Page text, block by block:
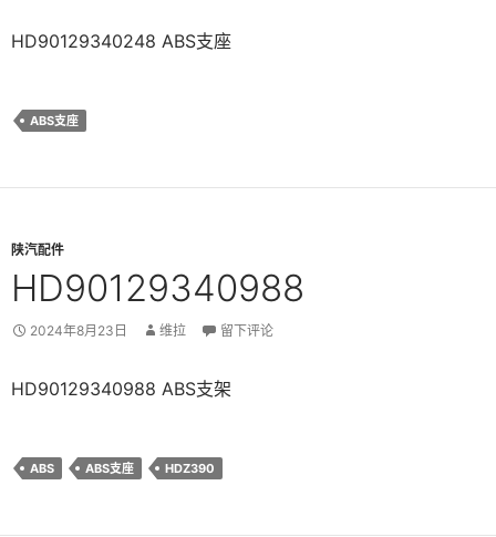
HD90129340248 ABS支座
ABS支座
陕汽配件
HD90129340988
2024年8月23日 维拉 留下评论
HD90129340988 ABS支架
ABS ABS支座 HDZ390